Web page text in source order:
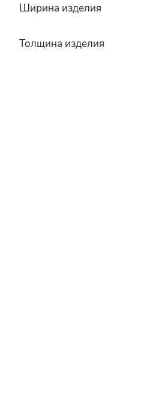
Ширина изделия
Толщина изделия